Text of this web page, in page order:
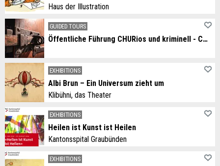
Haus der Illustration
GUIDED TOURS
Öffentliche Führung CHURios und kriminell - Churer Räubergeschichten
EXHIBITIONS
Albi Brun – Ein Universum zieht um
Klibühni, das Theater
EXHIBITIONS
Heilen ist Kunst ist Heilen
Kantonsspital Graubünden
EXHIBITIONS